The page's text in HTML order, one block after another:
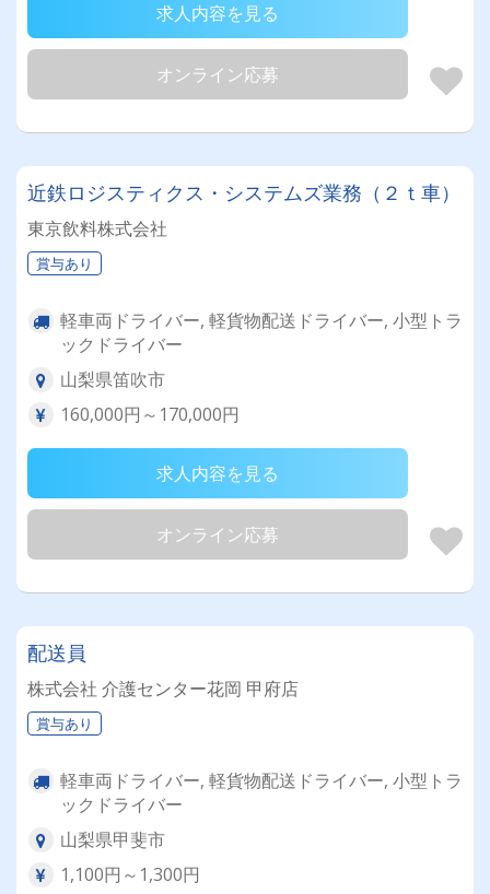
求人内容を見る
オンライン応募
近鉄ロジスティクス・システムズ業務（２ｔ車）
東京飲料株式会社
賞与あり
軽車両ドライバー, 軽貨物配送ドライバー, 小型トラ
ックドライバー
山梨県笛吹市
160,000円～170,000円
求人内容を見る
オンライン応募
配送員
株式会社 介護センター花岡 甲府店
賞与あり
軽車両ドライバー, 軽貨物配送ドライバー, 小型トラ
ックドライバー
山梨県甲斐市
1,100円～1,300円